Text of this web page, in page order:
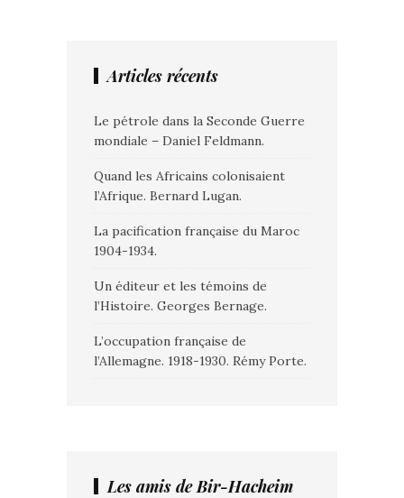
Articles récents
Le pétrole dans la Seconde Guerre
mondiale – Daniel Feldmann.
Quand les Africains colonisaient
l’Afrique. Bernard Lugan.
La pacification française du Maroc
1904-1934.
Un éditeur et les témoins de
l’Histoire. Georges Bernage.
L’occupation française de
l’Allemagne. 1918-1930. Rémy Porte.
Les amis de Bir-Hacheim